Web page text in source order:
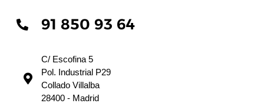
91 850 93 64
C/ Escofina 5
Pol. Industrial P29
Collado Villalba
28400 - Madrid